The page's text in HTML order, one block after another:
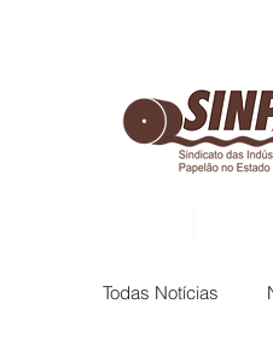
Todas Notícias